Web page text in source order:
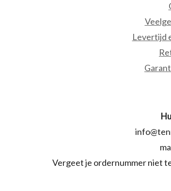
Levertijd
Vergeet je ordernummer niet